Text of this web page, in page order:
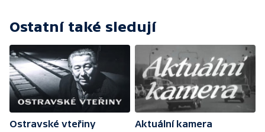
Ostatní také sledují
Ostravské vteřiny
Aktuální kamera